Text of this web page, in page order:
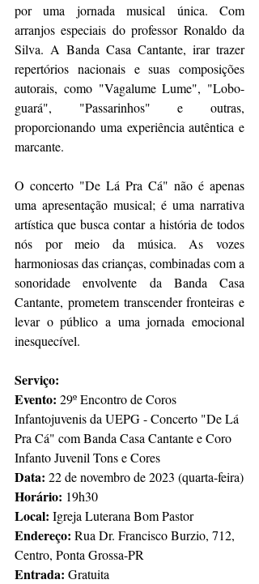
por uma jornada musical única. Com
arranjos especiais do professor Ronaldo da
Silva. A Banda Casa Cantante, irar trazer
repertórios nacionais e suas composições
autorais, como "Vagalume Lume", "Lobo-
guará", "Passarinhos" e outras,
proporcionando uma experiência autêntica e
marcante.
O concerto "De Lá Pra Cá" não é apenas
uma apresentação musical; é uma narrativa
artística que busca contar a história de todos
nós por meio da música. As vozes
harmoniosas das crianças, combinadas com a
sonoridade envolvente da Banda Casa
Cantante, prometem transcender fronteiras e
levar o público a uma jornada emocional
inesquecível.
Serviço:
Evento: 29º Encontro de Coros
Infantojuvenis da UEPG - Concerto "De Lá
Pra Cá" com Banda Casa Cantante e Coro
Infanto Juvenil Tons e Cores
Data: 22 de novembro de 2023 (quarta-feira)
Horário: 19h30
Local: Igreja Luterana Bom Pastor
Endereço: Rua Dr. Francisco Burzio, 712,
Centro, Ponta Grossa-PR
Entrada: Gratuita